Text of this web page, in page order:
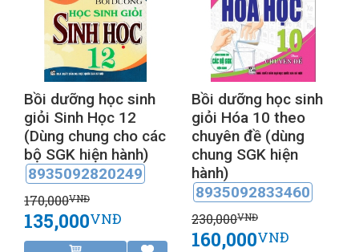
Bồi dưỡng học sinh
giỏi Sinh Học 12
(Dùng chung cho các
bộ SGK hiện hành)
8935092820249
170,000VNĐ
135,000VNĐ
Bồi dưỡng học sinh
giỏi Hóa 10 theo
chuyên đề (dùng
chung SGK hiện
hành)
8935092833460
230,000VNĐ
160,000VNĐ